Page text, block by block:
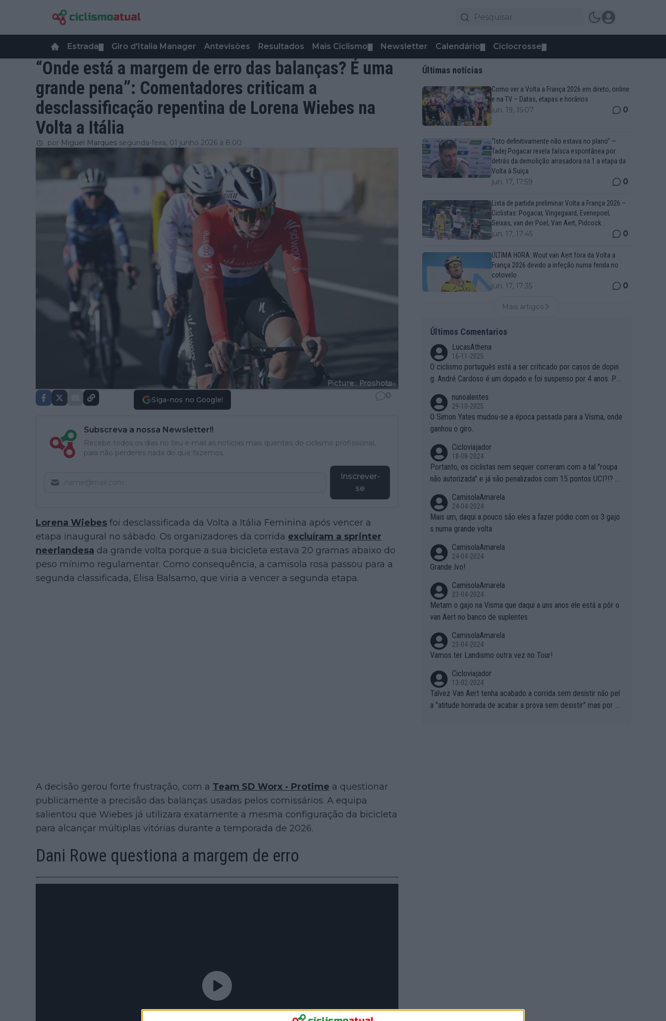
Estrada Giro d'Italia Manager Antevisões Resultados Mais Ciclismo Newsletter Calendário Ciclocrosse
“Onde está a margem de erro das balanças? É uma
grande pena”: Comentadores criticam a
desclassificação repentina de Lorena Wiebes na
Volta a Itália
por Miguel Marques segunda-feira, 01 junho 2026 a 8:00
Siga-nos no Google! 0
Subscreva a nossa Newsletter!!
Recebe todos os dias no teu e-mail as notícias mais quentes do ciclismo profissional,
para não perderes nada do que fazemos.
Inscrever-
se
Lorena Wiebes foi desclassificada da Volta a Itália Feminina após vencer a
etapa inaugural no sábado. Os organizadores da corrida excluíram a sprinter
neerlandesa da grande volta porque a sua bicicleta estava 20 gramas abaixo do
peso mínimo regulamentar. Como consequência, a camisola rosa passou para a
segunda classificada, Elisa Balsamo, que viria a vencer a segunda etapa.
A decisão gerou forte frustração, com a Team SD Worx - Protime a questionar
publicamente a precisão das balanças usadas pelos comissários. A equipa
salientou que Wiebes já utilizara exatamente a mesma configuração da bicicleta
para alcançar múltiplas vitórias durante a temporada de 2026.
Dani Rowe questiona a margem de erro
Últimas notícias
Como ver a Volta a França 2026 em direto, online
e na TV – Datas, etapas e horários
jun. 19, 15:07 0
“Isto definitivamente não estava no plano” —
Tadej Pogacar revela faísca espontânea por
detrás da demolição arrasadora na 1.a etapa da
Volta à Suiça
jun. 17, 17:59 0
Lista de partida preliminar Volta a França 2026 –
Ciclistas: Pogacar, Vingegaard, Evenepoel,
Seixas, van der Poel, Van Aert, Pidcock...
jun. 17, 17:45 0
ÚLTIMA HORA: Wout van Aert fora da Volta a
França 2026 devido a infeção numa ferida no
cotovelo
jun. 17, 17:35 0
Mais artigos
Últimos Comentarios
LucasAthena
16-11-2025
O ciclismo português está a ser criticado por casos de dopin
g. André Cardoso é um dopado e foi suspenso por 4 anos. Po
pado?
nunoalentes
29-10-2025
O Simon Yates mudou-se a época passada para a Visma, onde
ganhou o giro.
Cicloviajador
18-08-2024
Portanto, os ciclistas nem sequer correram com a tal "roupa
não autorizada" e já são penalizados com 15 pontos UCI?!? S
entende... Mas penalizar os atletas retirando-lhes pontos??? Is
to é roubar na secretaria o que os atletas conquistam na estra
da!
CamisolaAmarela
24-04-2024
Mais um, daqui a pouco são eles a fazer pódio com os 3 gajo
s numa grande volta
CamisolaAmarela
24-04-2024
Grande Ivo!
CamisolaAmarela
23-04-2024
Metam o gajo na Visma que daqui a uns anos ele está a pôr o
van Aert no banco de suplentes
CamisolaAmarela
23-04-2024
Vamos ter Landismo outra vez no Tour!
Cicloviajador
13-02-2024
Talvez Van Aert tenha acabado a corrida sem desistir não pel
a "atitude honrada de acabar a prova sem desistir" mas por ou